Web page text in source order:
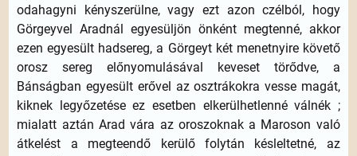
odahagyni kényszerülne, vagy ezt azon czélból, hogy
Görgeyvel Aradnál egyesüljön önként megtenné, akkor
ezen egyesült hadsereg, a Görgeyt két menetnyire követő
orosz sereg előnyomulásával keveset törődve, a
Bánságban egyesült erővel az osztrákokra vesse magát,
kiknek legyőzetése ez esetben elkerülhetlenné válnék ;
mialatt aztán Arad vára az oroszoknak a Maroson való
átkelést a megteendő kerülő folytán késleltetné, az